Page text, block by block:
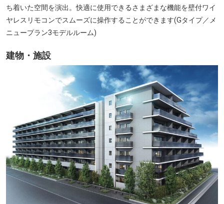
ち着いた空間を演出。快適に使用できるさまざまな機能を壁付ワイ
ヤレスリモコンでスムーズに操作することができます(Gタイプ／メ
ニュープラン3モデルルーム)
建物・施設